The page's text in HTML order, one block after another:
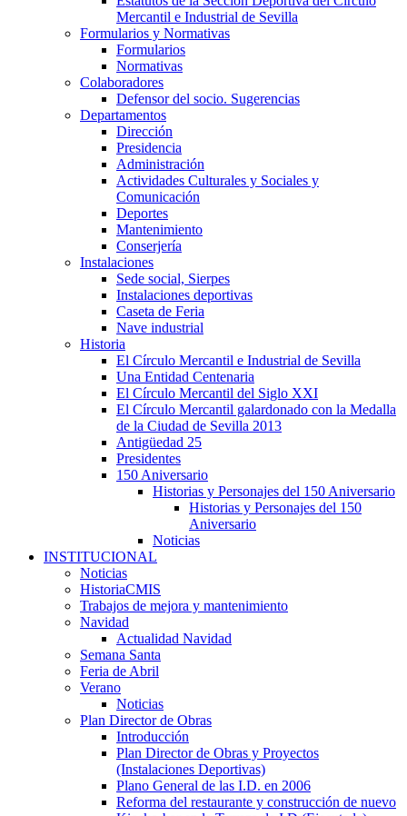
Mercantil e Industrial de Sevilla
Formularios y Normativas
Formularios
Normativas
Colaboradores
Defensor del socio. Sugerencias
Departamentos
Dirección
Presidencia
Administración
Actividades Culturales y Sociales y
Comunicación
Deportes
Mantenimiento
Conserjería
Instalaciones
Sede social, Sierpes
Instalaciones deportivas
Caseta de Feria
Nave industrial
Historia
El Círculo Mercantil e Industrial de Sevilla
Una Entidad Centenaria
El Círculo Mercantil del Siglo XXI
El Círculo Mercantil galardonado con la Medalla
de la Ciudad de Sevilla 2013
Antigüedad 25
Presidentes
150 Aniversario
Historias y Personajes del 150 Aniversario
Historias y Personajes del 150
Aniversario
Noticias
INSTITUCIONAL
Noticias
HistoriaCMIS
Trabajos de mejora y mantenimiento
Navidad
Actualidad Navidad
Semana Santa
Feria de Abril
Verano
Noticias
Plan Director de Obras
Introducción
Plan Director de Obras y Proyectos
(Instalaciones Deportivas)
Plano General de las I.D. en 2006
Reforma del restaurante y construcción de nuevo